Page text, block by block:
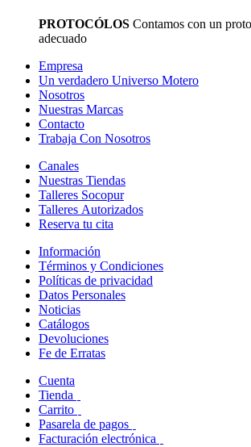
PROTOCÓLOS Contamos con un
adecuado
Empresa
Un verdadero Universo Motero
Nosotros
Nuestras Marcas
Contacto
Trabaja Con Nosotros
Canales
Nuestras Tiendas
Talleres Socopur
Talleres Autorizados
Reserva tu cita
Información
Términos y Condiciones
Políticas de privacidad
Datos Personales
Noticias
Catálogos
Devoluciones
Fe de Erratas
Cuenta
Tienda
Carrito
Pasarela de pagos
Facturación electrónica